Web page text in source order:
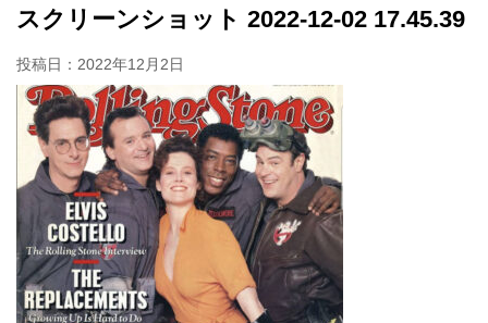
スクリーンショット 2022-12-02 17.45.39
投稿日： 2022年12月2日